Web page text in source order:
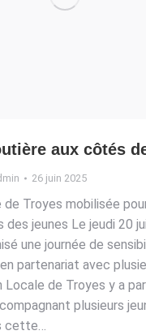
aux côtés
26 juin 2025
de Troyes mobilisée
jeunes Le jeudi 20
une journée de
partenariat avec
Locale de Troyes y a
plusieurs
cette…